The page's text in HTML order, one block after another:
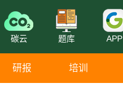
碳云 题库 APP
研报 培训